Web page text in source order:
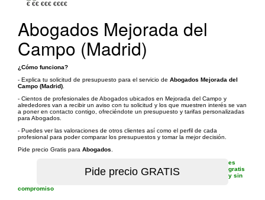
€ €€ €€€ €€€€
Abogados Mejorada del
Campo (Madrid)
¿Cómo funciona?
- Explica tu solicitud de presupuesto para el servicio de Abogados Mejorada del
Campo (Madrid)
- Cientos de profesionales de Abogados ubicados en Mejorada del Campo y
alrededores van a recibir un aviso con tu solicitud y los que muestren interés se van
a poner en contacto contigo, ofreciéndote un presupuesto y tarifas personalizadas
para Abogados.
- Puedes ver las valoraciones de otros clientes así como el perfil de cada
profesional para poder comparar los presupuestos y tomar la mejor decisión.
Pide precio Gratis para Abogados
es
gratis
y sin
compromiso